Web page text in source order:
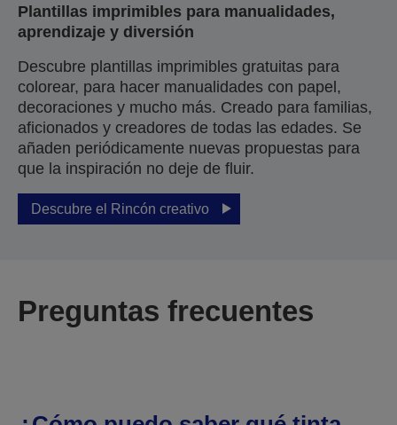
Plantillas imprimibles para manualidades,
aprendizaje y diversión
Descubre plantillas imprimibles gratuitas para
colorear, para hacer manualidades con papel,
decoraciones y mucho más. Creado para familias,
aficionados y creadores de todas las edades. Se
añaden periódicamente nuevas propuestas para
que la inspiración no deje de fluir.
Descubre el Rincón creativo
Preguntas frecuentes